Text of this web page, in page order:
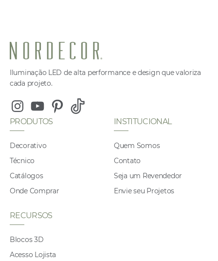
Iluminação LED de alta performance e design que valoriza
cada projeto.
InstagramYoutubePinterest
Tiktok
PRODUTOS
Decorativo
Técnico
Catálogos
Onde Comprar
INSTITUCIONAL
Quem Somos
Contato
Seja um Revendedor
Envie seu Projetos
RECURSOS
Blocos 3D
Acesso Lojista